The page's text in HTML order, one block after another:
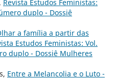
, Revista Estudos Feministas:
duplo - Dossiê
a família a partir das
Estudos Feministas: Vol.
duplo - Dossiê Mulheres
Entre a Melancolia e o Luto -